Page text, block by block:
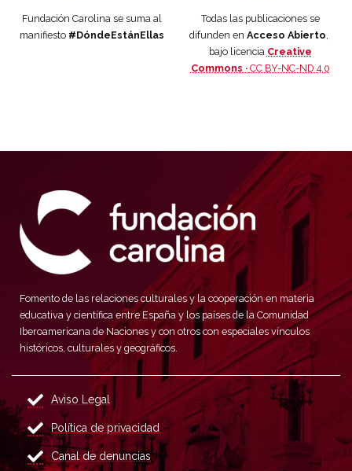
Fundación Carolina se suma al
manifiesto #DóndeEstánEllas
Todas las publicaciones se
difunden en Acceso Abierto,
bajo licencia Creative
Commons · CC BY-NC-ND 4.0
Fomento de las relaciones culturales y la cooperación en materia
educativa y científica entre España y los países de la Comunidad
Iberoamericana de Naciones y con otros con especiales vínculos
históricos, culturales y geográficos.
Aviso Legal
Política de privacidad
Canal de denuncias